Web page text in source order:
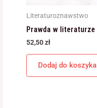
Literaturoznawstwo
Prawda w literaturze
52,50zł
Dodaj do koszyka